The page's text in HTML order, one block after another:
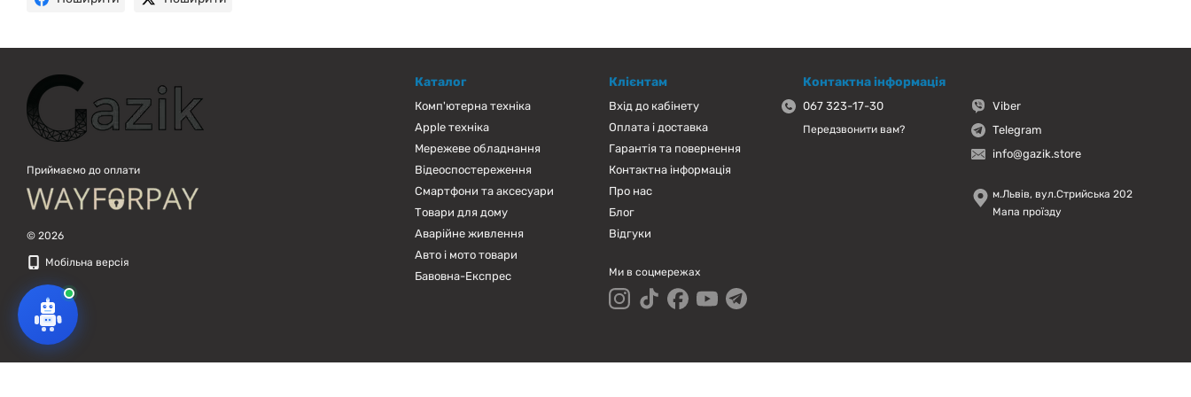
Приймаємо до оплати
© 2026
Мобільна версія
Каталог
Комп'ютерна техніка
Apple техніка
Мережеве обладнання
Відеоспостереження
Смартфони та аксесуари
Товари для дому
Аварійне живлення
Авто і мото товари
Бавовна-Експрес
Клієнтам
Вхід до кабінету
Оплата і доставка
Гарантія та повернення
Контактна інформація
Про нас
Блог
Відгуки
Ми в соцмережах
Контактна інформація
067 323-17-30
Передзвонити вам?
Viber
Telegram
info@gazik.store
м.Львів, вул.Стрийська 202
Мапа проїзду